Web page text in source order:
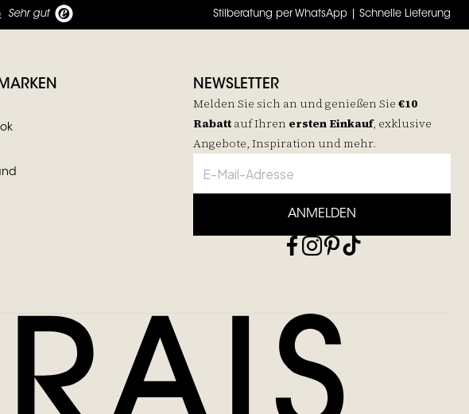
Sehr gut Stilberatung per WhatsApp | Schnelle Lieferung
NEWSLETTER
Melden Sie sich an und genießen Sie €10
Rabatt aufIhren ersten Einkauf, exklusive
Angebote, Inspiration und mehr.
ANMELDEN